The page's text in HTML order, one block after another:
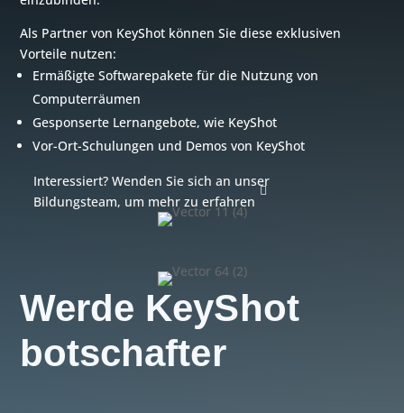
Als Partner von KeyShot können Sie diese exklusiven
Vorteile nutzen:
Ermäßigte Softwarepakete für die Nutzung von
Computerräumen
Gesponserte Lernangebote, wie KeyShot
Vor-Ort-Schulungen und Demos von KeyShot
Interessiert? Wenden Sie sich an unser
Bildungsteam, um mehr zu erfahren
Werde KeyShot
botschafter